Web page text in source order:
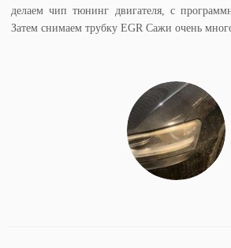
делаем чип тюнинг двигателя, с
Затем снимаем трубку EGR Сажи очень